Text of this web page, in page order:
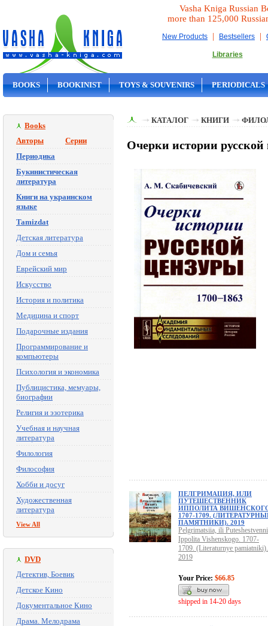
Vasha Kniga Russian
more than 125,000
New Products | Bestsellers |
Libraries
BOOKS BOOKINIST TOYS & SOUVENIRS PERIODICALS
Books
Авторы
Серии
Периодика
Букинистическая
литература
Книги на украинском
языке
Tamizdat
Детская литература
Дом и семья
Еврейский мир
Искусство
История и политика
Медицина и спорт
Подарочные издания
Программирование и
компьютеры
Психология и экономика
Публицистика, мемуары,
биографии
Религия и эзотерика
Учебная и научная
литература
Филология
Философия
Хобби и досуг
Художественная
литература
View All
DVD
Детектив, Боевик
Детское Кино
Документальное Кино
Драма. Мелодрама
КАТАЛОГ КНИГИ
Очерки истории
ПЕЛГРИМАЦИЯ, ИЛИ
ПУТЕШЕСТВЕННИК
ИППОЛИТА
1707-1709.
ПАМЯТНИКИ). 2019
Pelgrimatsiia, ili
Ippolita Vishenskogo. 1707-
1709. (Literaturnye pamiatniki).
2019
Your Price: $66.85
shipped in 14-20 days